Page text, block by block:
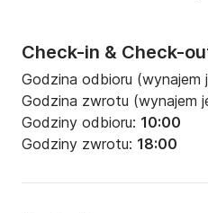
Check-in & Check-
Godzina odbioru (wynajem
Godzina zwrotu (wynajem
Godziny odbioru: 10:00
Godziny zwrotu: 18:00